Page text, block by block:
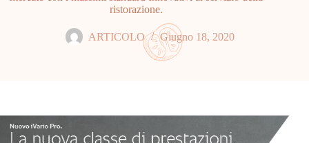
ristorazione.
ARTICOLO Giugno 18, 2020